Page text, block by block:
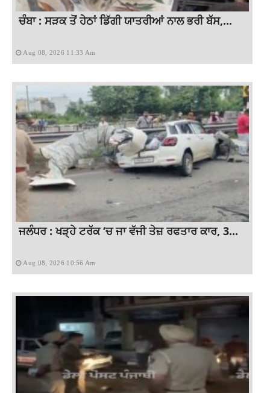
ਚੰਬਾ : ਸੜਕ ਤੋਂ ਹੇਠਾਂ ਡਿੱਗੀ ਯਾਤਰੀਆਂ ਨਾਲ ਭਰੀ ਬੱਸ,...
Aug 08, 2026 11:33 Am
ਜਲੰਧਰ : ਖੜ੍ਹੇ ਟਰੱਕ ‘ਚ ਜਾ ਵੱਜੀ ਤੇਜ਼ ਰਫਤਾਰ ਕਾਰ, 3...
Aug 08, 2026 10:56 Am